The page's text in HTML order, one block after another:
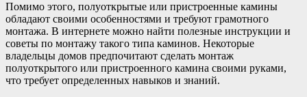
Помимо этого, полуоткрытые или пристроенные камины
обладают своими особенностями и требуют грамотного
монтажа. В интернете можно найти полезные инструкции и
советы по монтажу такого типа каминов. Некоторые
владельцы домов предпочитают сделать монтаж
полуоткрытого или пристроенного камина своими руками,
что требует определенных навыков и знаний.